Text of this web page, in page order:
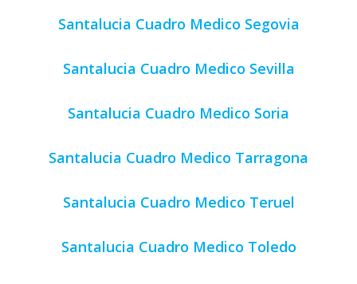
Santalucia Cuadro Medico Segovia
Santalucia Cuadro Medico Sevilla
Santalucia Cuadro Medico Soria
Santalucia Cuadro Medico Tarragona
Santalucia Cuadro Medico Teruel
Santalucia Cuadro Medico Toledo